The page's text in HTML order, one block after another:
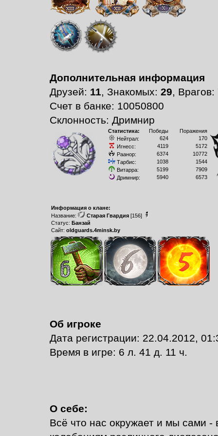
Дополнительная информация
Друзей: 11, Знакомых: 29, Врагов:
Счет в банке: 10050800
Склонность: Дримнир
Статистика: Победы
Поражения
Нейтрал:
624
170
Игнесс:
4119
5172
Раанор:
6374
10772
Тарбис:
1038
1544
Витарра:
5199
7909
Дримнир:
5940 6573
Информация о клане:
Название:
Старая Гвардия[156]
Статус: Банзай
Сайт: oldguards.4minsk.by
Об игроке
Дата регистрации: 22.04.2012,
Время в игре: 6 л. 41 д. 11 ч.
О себе:
Всё что нас окружает и мы сами -